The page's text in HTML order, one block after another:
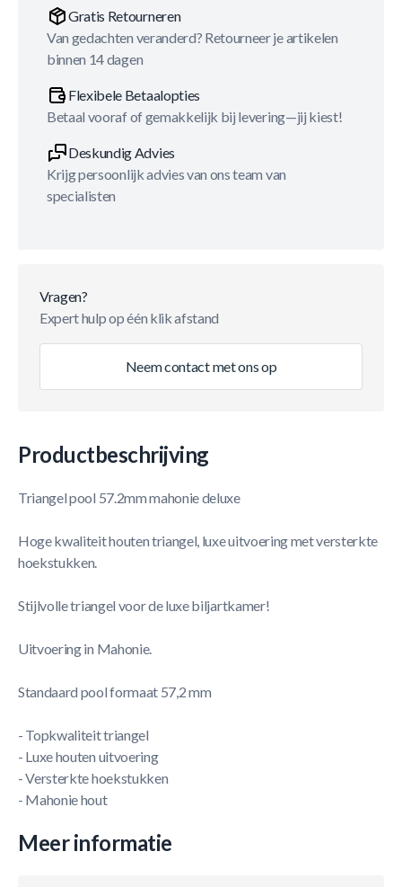
Gratis Retourneren
Van gedachten veranderd? Retourneer je artikelen
binnen 14 dagen
Flexibele Betaalopties
Betaal vooraf of gemakkelijk bij levering—jij kiest!
Deskundig Advies
Krijg persoonlijk advies van ons team van
specialisten
Vragen?
Expert hulp op één klik afstand
Neem contact met ons op
Productbeschrijving
Triangel pool 57.2mm mahonie deluxe
Hoge kwaliteit houten triangel, luxe uitvoering met versterkte
hoekstukken.
Stijlvolle triangel voor de luxe biljartkamer!
Uitvoering in Mahonie.
Standaard pool formaat 57,2 mm
- Topkwaliteit triangel
- Luxe houten uitvoering
- Versterkte hoekstukken
- Mahonie hout
Meer informatie